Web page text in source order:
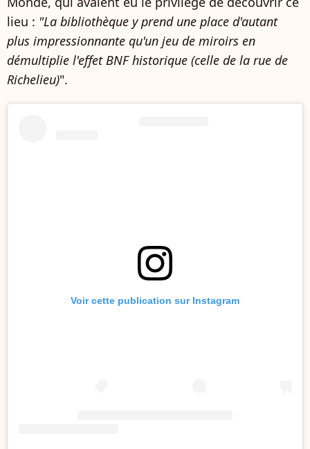
lieu : "La bibliothèque y prend une place d'autant
plus impressionnante qu'un jeu de miroirs en
démultiplie l'effet BNF historique (celle de la rue de
Richelieu)".
Voir cette publication sur Instagram